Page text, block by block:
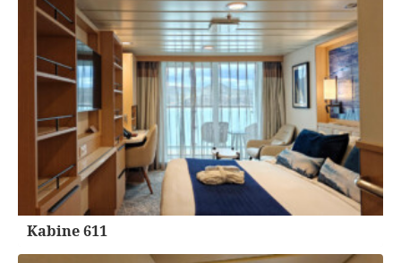
Kabine 611